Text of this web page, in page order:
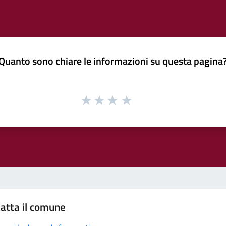
sono chiare le informazioni su questa
il comune